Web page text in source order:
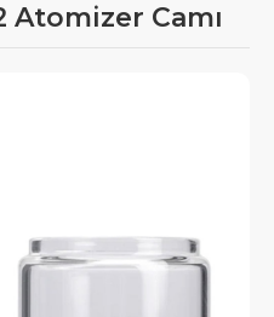
Atomizer Camı